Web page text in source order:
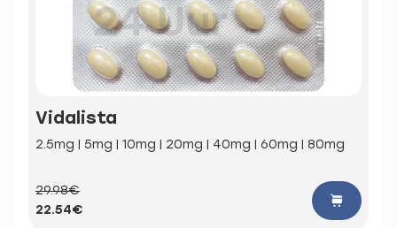
Vidalista
2.5mg | 5mg | 10mg | 20mg | 40mg | 60mg | 80mg
29.98€
22.54€